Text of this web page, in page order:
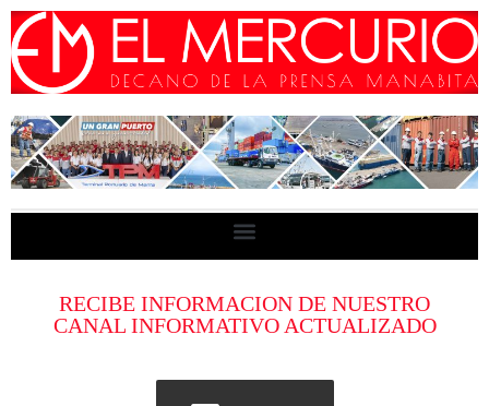
RECIBE INFORMACION DE NUESTRO
CANAL INFORMATIVO ACTUALIZADO